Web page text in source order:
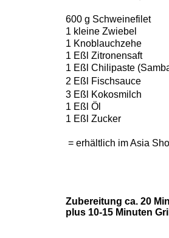
600 g Schweinefilet
1 kleine Zwiebel
1 Knoblauchzehe
1 Eßl Zitronensaft
1 Eßl Chilipaste
2 Eßl Fischsauce
3 Eßl Kokosmilch
1 Eßl Öl
1 Eßl Zucker
= erhältlich im Asia
Zubereitung ca. 20
plus 10-15 Minuten